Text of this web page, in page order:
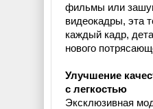
фильмы или
видеокадры, эта
каждый кадр,
нового
Улучшение
с легкостью
Эксклюзивная